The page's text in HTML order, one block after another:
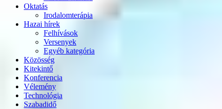
Oktatás
Irodalomterápia
Hazai hírek
Felhívások
Versenyek
Egyéb kategória
Közösség
Kitekintő
Konferencia
Vélemény
Technológia
Szabadidő